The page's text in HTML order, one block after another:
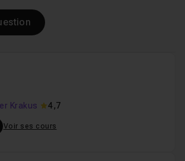
Krakus 4,7
Voir ses cours